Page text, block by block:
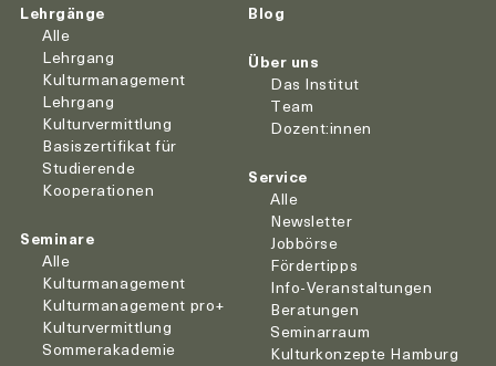
Lehrgänge
Alle
Lehrgang
Kulturmanagement
Lehrgang
Kulturvermittlung
Basiszertifikat für
Studierende
Kooperationen
Seminare
Alle
Kulturmanagement
Kulturmanagement pro+
Kulturvermittlung
Sommerakademie
Blog
Über uns
Das Institut
Team
Dozent:innen
Service
Alle
Newsletter
Jobbörse
Fördertipps
Info-Veranstaltungen
Beratungen
Seminarraum
Kulturkonzepte Hamburg